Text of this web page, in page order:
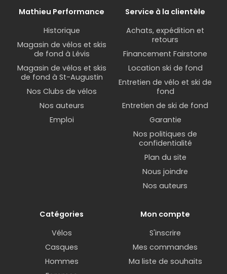
Mathieu Performance
Historique
Magasin de vélos et skis
de fond à Lévis
Magasin de vélos et skis
de fond à St-Augustin
Nos Clubs de vélos
Nos auteurs
Emploi
Service à la clientèle
Achats, expédition et
retours
Financement Fairstone
Location ski de fond
Entretien de vélo et ski de
fond
Entretien de ski de fond
Garantie
Nos politiques de
confidentialité
Plan du site
Nous joindre
Nos auteurs
Catégories
Vélos
Casques
Hommes
Mon compte
S'inscrire
Mes commandes
Ma liste de souhaits